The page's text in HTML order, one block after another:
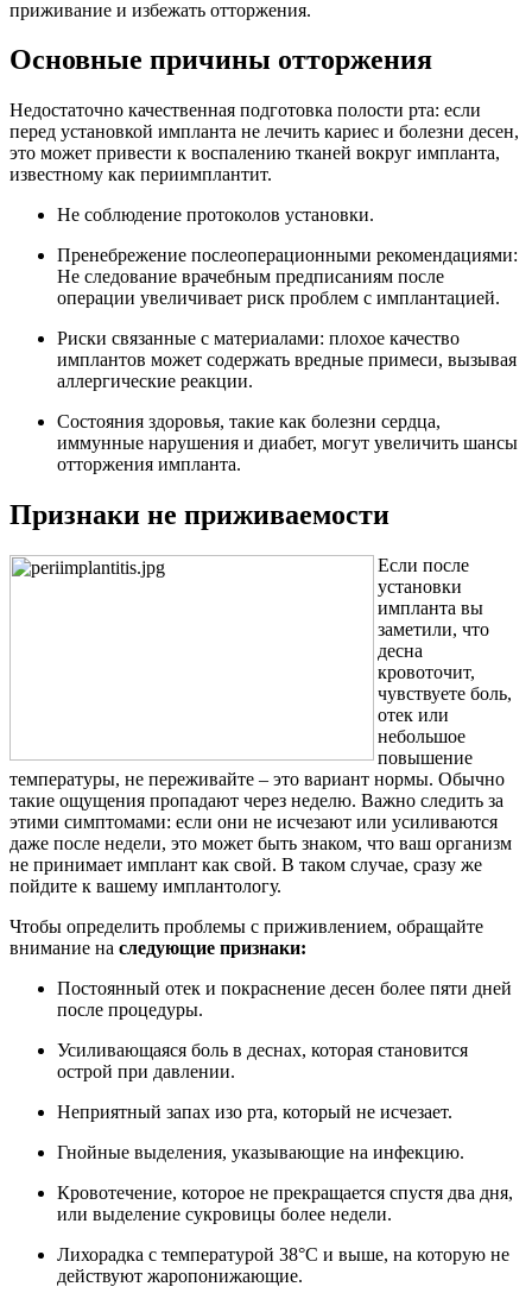
приживание и избежать отторжения.
Основные причины отторжения
Недостаточно качественная подготовка полости рта: если
перед установкой импланта не лечить кариес и болезни десен,
это может привести к воспалению тканей вокруг импланта,
известному как периимплантит.
Не соблюдение протоколов установки.
Пренебрежение послеоперационными рекомендациями:
Не следование врачебным предписаниям после
операции увеличивает риск проблем с имплантацией.
Риски связанные с материалами: плохое качество
имплантов может содержать вредные примеси, вызывая
аллергические реакции.
Состояния здоровья, такие как болезни сердца,
иммунные нарушения и диабет, могут увеличить шансы
отторжения импланта.
Признаки не приживаемости
Если после
установки
импланта вы
заметили, что
десна
кровоточит,
чувствуете боль,
отек или
небольшое
повышение
температуры, не переживайте – это вариант нормы. Обычно
такие ощущения пропадают через неделю. Важно следить за
этими симптомами: если они не исчезают или усиливаются
даже после недели, это может быть знаком, что ваш организм
не принимает имплант как свой. В таком случае, сразу же
пойдите к вашему имплантологу.
Чтобы определить проблемы с приживлением, обращайте
внимание на следующие признаки:
Постоянный отек и покраснение десен более пяти дней
после процедуры.
Усиливающаяся боль в деснах, которая становится
острой при давлении.
Неприятный запах изо рта, который не исчезает.
Гнойные выделения, указывающие на инфекцию.
Кровотечение, которое не прекращается спустя два дня,
или выделение сукровицы более недели.
Лихорадка с температурой 38°С и выше, на которую не
действуют жаропонижающие.